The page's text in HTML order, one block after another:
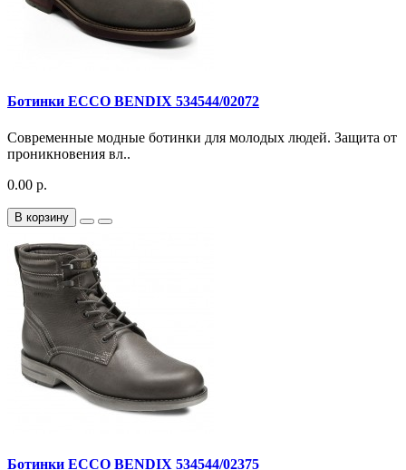
Ботинки ECCO BENDIX 534544/02072
Современные модные ботинки для молодых людей. Защита от
проникновения вл..
0.00 р.
В корзину
Ботинки ECCO BENDIX 534544/02375